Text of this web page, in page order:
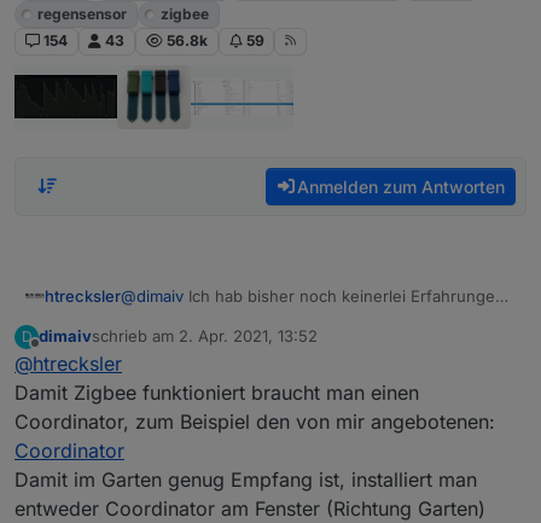
regensensor
zigbee
154
43 56.8k 59
Anmelden zum Antworten
htrecksler@dimaiv Ich hab bisher noch keinerlei Erfahrungen
Sensoren über den ioBroker zu verwalten?
Und war da nicht ein Reichweitenproblem mit
ZigBee?
Aber genau von diesen Sensoren suche ich noch
welche. Ich habe den Sensor von Trübner im Rasen
eingegraben, aber für Beete und Kübel wären diese
natürlich ideal (wenn die Reichweite stimmt)
D
Offline
dimaivschrieb am 2. Apr. 2021, 13:52
zuletzt editiert von
@htrecksler
Damit Zigbee funktioniert braucht man einen
Coordinator, zum Beispiel den von mir angebotenen:
Coordinator
Damit im Garten genug Empfang ist, installiert man
entweder Coordinator am Fenster (Richtung Garten)